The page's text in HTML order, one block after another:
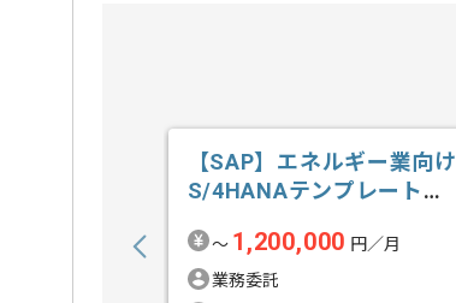
【SAP】エネルギー業向け
S/4HANAテンプレート導
〜 1,200,000 円／月
業務委託